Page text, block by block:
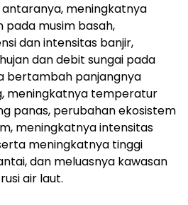
meningkatnya
pada musim basah,
dan intensitas banjir,
dan debit sungai pada
bertambah panjangnya
meningkatnya temperatur
panas, perubahan ekosistem
meningkatnya intensitas
meningkatnya tinggi
dan meluasnya kawasan
air laut.